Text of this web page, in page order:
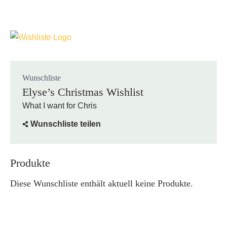
Wunschliste
Elyse’s Christmas Wishlist
What I want for Chris
Wunschliste teilen
Produkte
Diese Wunschliste enthält aktuell keine Produkte.